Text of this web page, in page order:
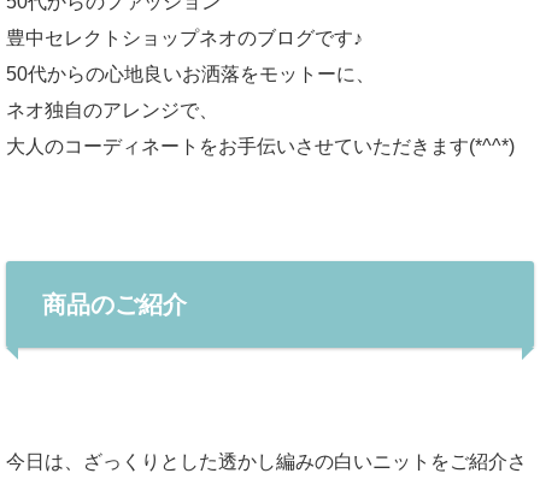
豊中セレクトショップネオのブログです♪
50代からの心地良いお洒落をモットーに、
ネオ独自のアレンジで、
大人のコーディネートをお手伝いさせていただきます(*^^*)
商品のご紹介
今日は、ざっくりとした透かし編みの白いニットをご紹介さ